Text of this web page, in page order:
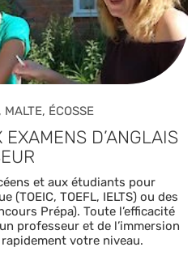
ÉCOSSE
D’ANGLAIS
et aux étudiants pour
(TOEIC, TOEFL, IELTS) ou des
Prépa). Toute l’efficacité
professeur et de l’immersion
votre niveau.